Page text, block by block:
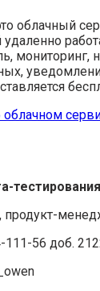
облачный
мониторинг,
продукт-
111-56 доб.